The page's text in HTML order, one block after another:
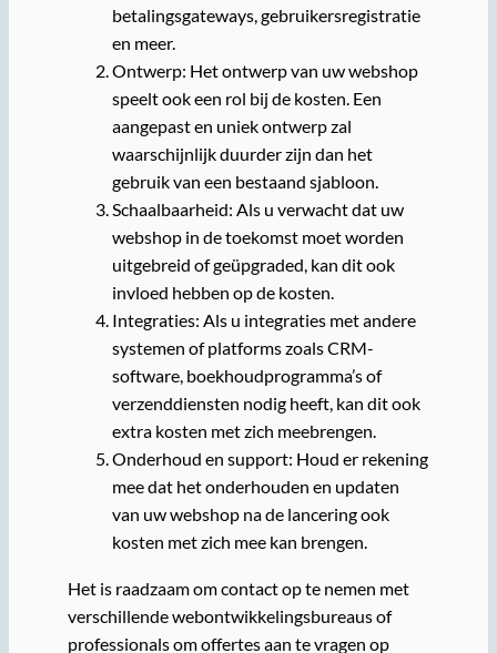
betalingsgateways, gebruikersregistratie
en meer.
Ontwerp: Het ontwerp van uw webshop
speelt ook een rol bij de kosten. Een
aangepast en uniek ontwerp zal
waarschijnlijk duurder zijn dan het
gebruik van een bestaand sjabloon.
Schaalbaarheid: Als u verwacht dat uw
webshop in de toekomst moet worden
uitgebreid of geüpgraded, kan dit ook
invloed hebben op de kosten.
Integraties: Als u integraties met andere
systemen of platforms zoals CRM-
software, boekhoudprogramma’s of
verzenddiensten nodig heeft, kan dit ook
extra kosten met zich meebrengen.
Onderhoud en support: Houd er rekening
mee dat het onderhouden en updaten
van uw webshop na de lancering ook
kosten met zich mee kan brengen.
Het is raadzaam om contact op te nemen met
verschillende webontwikkelingsbureaus of
professionals om offertes aan te vragen op